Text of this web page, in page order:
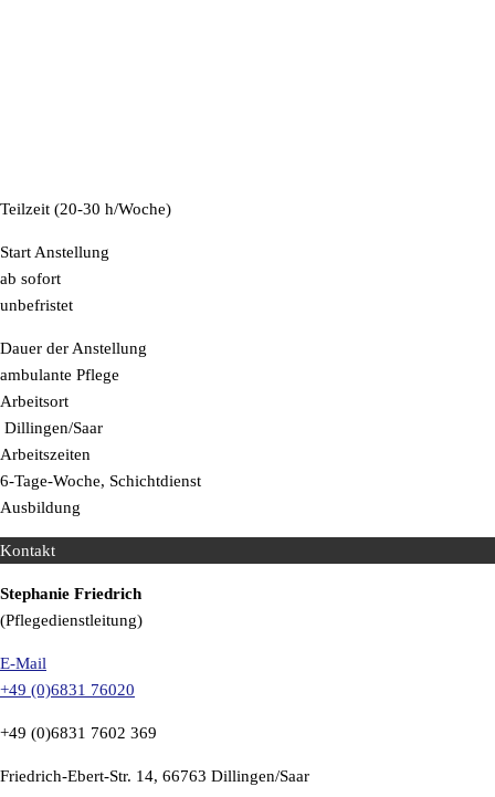
Teilzeit (20-30 h/Woche)
Start Anstellung
ab sofort
unbefristet
Dauer der Anstellung
ambulante Pflege
Arbeitsort
Dillingen/Saar
Arbeitszeiten
6-Tage-Woche, Schichtdienst
Ausbildung
Kontakt
Stephanie Friedrich
(Pflegedienstleitung)
E-Mail
+49 (0)6831 76020
+49 (0)6831 7602 369
Friedrich-Ebert-Str. 14, 66763 Dillingen/Saar